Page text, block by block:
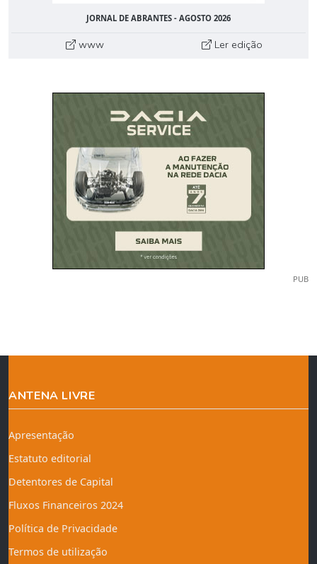
JORNAL DE ABRANTES - AGOSTO 2026
www Ler edição
PUB
ANTENA LIVRE
Apresentação
Estatuto editorial
Detentores de Capital
Fluxos Financeiros 2024
Política de Privacidade
Termos de utilização